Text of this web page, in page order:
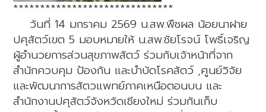
******************************
วันที่ 14 มกราคม 2569 น.สพ.พืชผล น้อยนาฝาย
ปศุสัตว์เขต 5 มอบหมายให้ น.สพ.ชัยโรจน์ โพธิ์เจริญ
ผู้อำนวยการส่วนสุขภาพสัตว์ ร่วมกับเจ้าหน้าที่จาก
สำนักควบคุม ป้องกัน และบำบัดโรคสัตว์ ,ศูนย์วิจัย
และพัฒนาการสัตวแพทย์ภาคเหนือตอนบน และ
สำนักงานปศุสัตว์จังหวัดเชียงใหม่ ร่วมกันเก็บ